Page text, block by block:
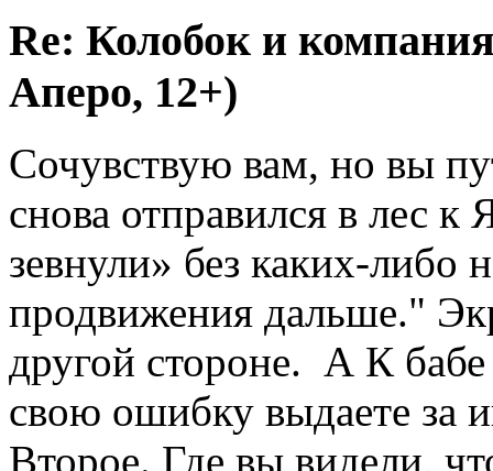
Re: Колобок и
Аперо, 12+)
Сочувствую вам, но вы
снова отправился в лес
зевнули» без каких-либо
продвижения дальше."
другой стороне. А К
свою ошибку выдаете за
Второе. Где вы видели,